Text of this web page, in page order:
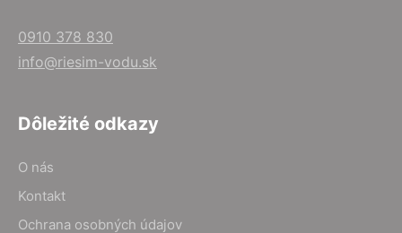
0910 378 830
info@riesim-vodu.sk
Dôležité odkazy
O nás
Kontakt
Ochrana osobných údajov